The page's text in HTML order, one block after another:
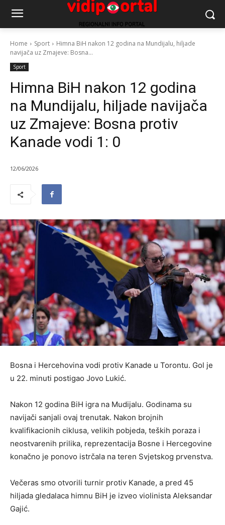
Home Sport
Himna BiH nakon 12 godina na Mundijalu, hiljade
navijača uz Zmajeve: Bosna...
Sport
Himna BiH nakon 12 godina
na Mundijalu, hiljade navijača
uz Zmajeve: Bosna protiv
Kanade vodi 1: 0
12/06/2026
Bosna i Hercehovina vodi protiv Kanade u Torontu. Gol je
u 22. minuti postigao Jovo Lukić.
Nakon 12 godina BiH igra na Mudijalu. Godinama su
navijači sanjali ovaj trenutak. Nakon brojnih
kvalifikacionih ciklusa, velikih pobjeda, teških poraza i
neostvarenih prilika, reprezentacija Bosne i Hercegovine
konačno je ponovo istrčala na teren Svjetskog prvenstva.
Večeras smo otvorili turnir protiv Kanade, a pred 45
hiljada gledalaca himnu BiH je izveo violinista Aleksandar
Gajić.